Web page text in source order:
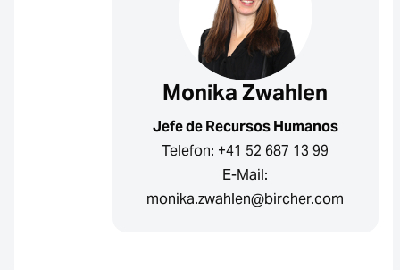
Monika Zwahlen
Jefe de Recursos Humanos
Telefon: +41 52 687 13 99
E-Mail:
monika.zwahlen@bircher.com